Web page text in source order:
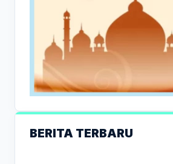
BERITA TERBARU